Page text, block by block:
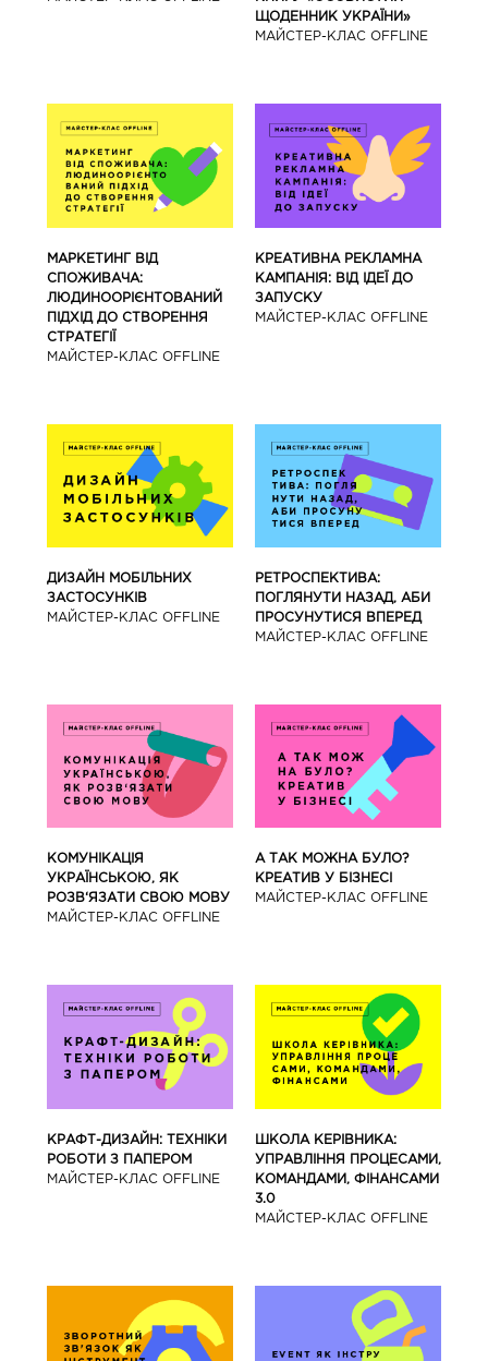
ЩОДЕННИК УКРАЇНИ»
МАЙCТЕР-КЛАС OFFLINE
МАРКЕТИНГ ВІД
СПОЖИВАЧА:
ЛЮДИНООРІЄНТОВАНИЙ
ПІДХІД ДО СТВОРЕННЯ
СТРАТЕГІЇ
МАЙCТЕР-КЛАС OFFLINE
КРЕАТИВНА РЕКЛАМНА
КАМПАНІЯ: ВІД ІДЕЇ ДО
ЗАПУСКУ
МАЙCТЕР-КЛАС OFFLINE
ДИЗАЙН МОБІЛЬНИХ
ЗАСТОСУНКІВ
МАЙCТЕР-КЛАС OFFLINE
РЕТРОСПЕКТИВА:
ПОГЛЯНУТИ НАЗАД, АБИ
ПРОСУНУТИСЯ ВПЕРЕД
МАЙCТЕР-КЛАС OFFLINE
КОМУНІКАЦІЯ
УКРАЇНСЬКОЮ, ЯК
РОЗВ‘ЯЗАТИ СВОЮ МОВУ
МАЙCТЕР-КЛАС OFFLINE
А ТАК МОЖНА БУЛО?
КРЕАТИВ У БІЗНЕСІ
МАЙCТЕР-КЛАС OFFLINE
КРАФТ-ДИЗАЙН: ТЕХНІКИ
РОБОТИ З ПАПЕРОМ
МАЙCТЕР-КЛАС OFFLINE
ШКОЛА КЕРІВНИКА:
УПРАВЛІННЯ ПРОЦЕСАМИ,
КОМАНДАМИ, ФІНАНСАМИ
3.0
МАЙCТЕР-КЛАС OFFLINE